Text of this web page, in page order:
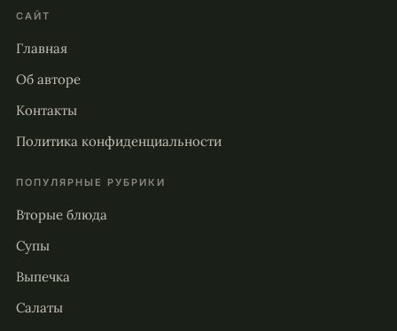
САЙТ
Главная
Об авторе
Контакты
Политика конфиденциальности
ПОПУЛЯРНЫЕ РУБРИКИ
Вторые блюда
Супы
Выпечка
Салаты